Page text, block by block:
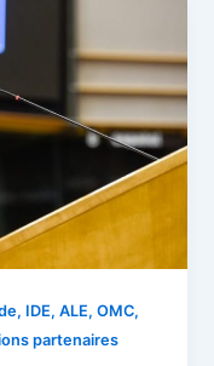
IDE, ALE, OMC,
partenaires